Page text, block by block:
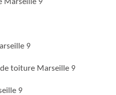
Marseille 9
9
de toiture Marseille 9
9